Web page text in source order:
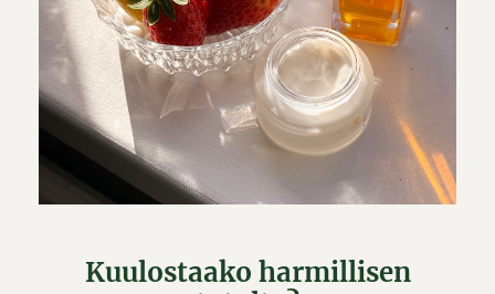
Kuulostaako harmillisen